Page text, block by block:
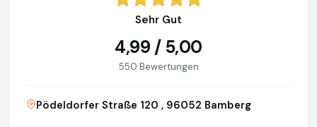
Sehr Gut
4,99 / 5,00
550 Bewertungen
Pödeldorfer Straße 120 , 96052 Bamberg